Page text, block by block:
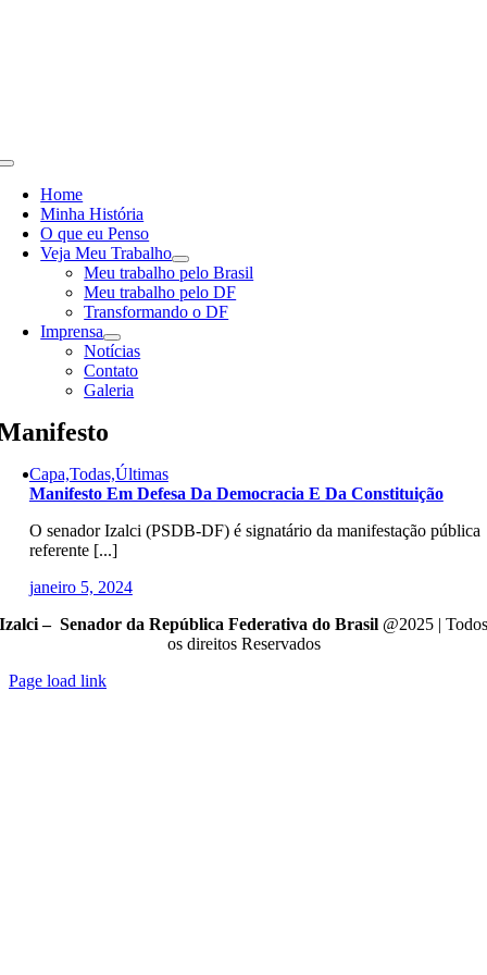
Toggle
NavigationHome
Minha História
O que eu Penso
Veja Meu Trabalho
Meu trabalho pelo Brasil
Meu trabalho pelo DF
Transformando o DF
Imprensa
Notícias
Contato
Galeria
Capa,Todas,Últimas
Manifesto Em Defesa Da Democracia E Da Constituição
O senador Izalci (PSDB-DF) é signatário da manifestação pública
referente [...]
janeiro 5, 2024
Izalci – Senador da República Federativa do Brasil @2025 | Todos
os direitos Reservados
Page load link